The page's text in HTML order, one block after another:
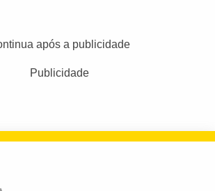
após a publicidade
Publicidade